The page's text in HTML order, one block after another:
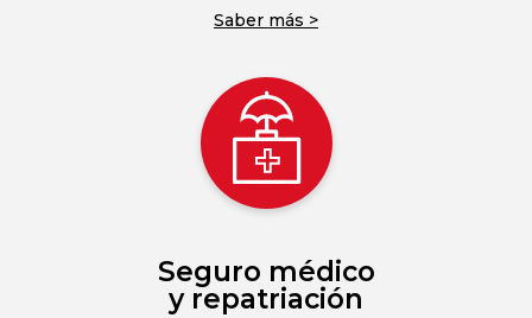
Saber más >
Seguro médico
y repatriación